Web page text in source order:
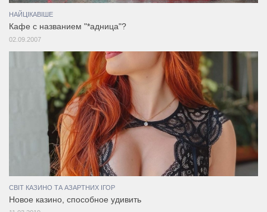
НАЙЦІКАВІШЕ
Кафе с названием "*адница"?
02.09.2007
СВІТ КАЗИНО ТА АЗАРТНИХ ІГОР
Новое казино, способное удивить